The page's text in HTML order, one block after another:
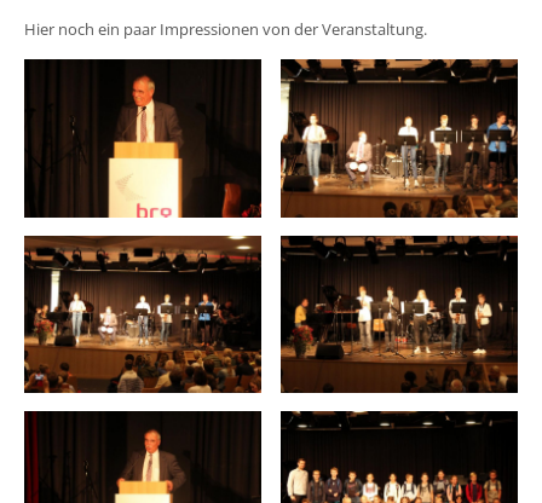
Hier noch ein paar Impressionen von der Veranstaltung.